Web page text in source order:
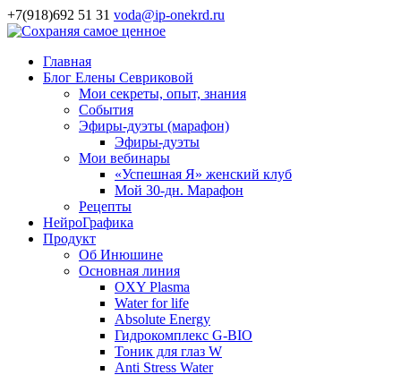
+7(918)692 51 31 voda@ip-onekrd.ru
Главная
Блог Елены Севриковой
Мои секреты, опыт, знания
События
Эфиры-дуэты (марафон)
Эфиры-дуэты
Мои вебинары
«Успешная Я» женский клуб
Мой 30-дн. Марафон
Рецепты
НейроГрафика
Продукт
Об Инюшине
Основная линия
OXY Plasma
Water for life
Absolute Energy
Гидрокомплекс G-BIO
Тоник для глаз W
Anti Stress Water